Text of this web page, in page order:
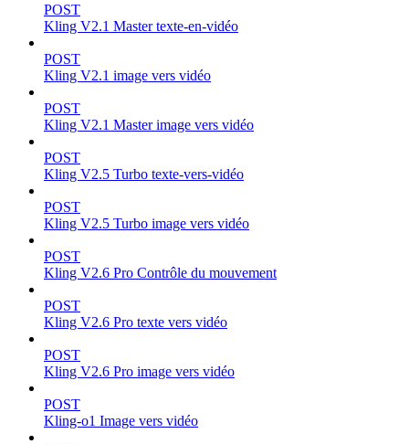
POST
Kling V2.1 Master texte-en-vidéo
POST
Kling V2.1 image vers vidéo
POST
Kling V2.1 Master image vers vidéo
POST
Kling V2.5 Turbo texte-vers-vidéo
POST
Kling V2.5 Turbo image vers vidéo
POST
Kling V2.6 Pro Contrôle du mouvement
POST
Kling V2.6 Pro texte vers vidéo
POST
Kling V2.6 Pro image vers vidéo
POST
Kling-o1 Image vers vidéo